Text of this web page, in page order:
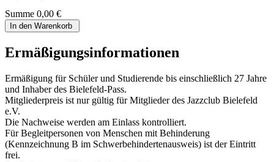
Summe 0,00 €
In den Warenkorb
Ermäßigungsinformationen
Ermäßigung für Schüler und Studierende bis einschließlich 27 Jahre
und Inhaber des Bielefeld-Pass.
Mitgliederpreis ist nur gültig für Mitglieder des Jazzclub Bielefeld
e.V.
Die Nachweise werden am Einlass kontrolliert.
Für Begleitpersonen von Menschen mit Behinderung
(Kennzeichnung B im Schwerbehindertenausweis) ist der Eintritt
frei.